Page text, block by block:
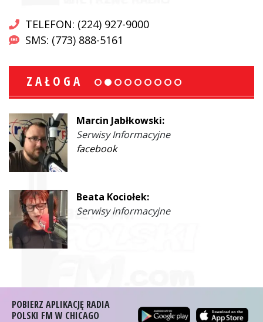
TELEFON: (224) 927-9000
SMS: (773) 888-5161
ZAŁOGA
Marcin Jabłkowski:
Serwisy Informacyjne
facebook
Beata Kociołek:
Serwisy informacyjne
POBIERZ APLIKACJĘ RADIA
POLSKI FM W CHICAGO